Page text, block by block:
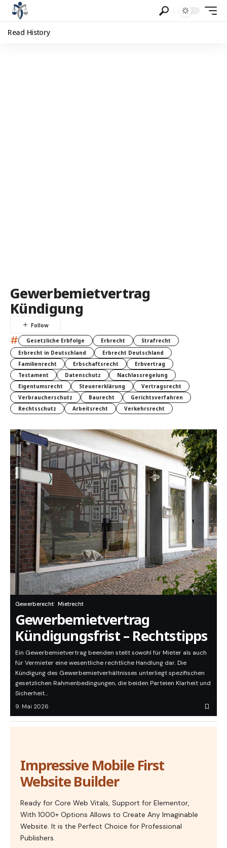
Read History
Gewerbemietvertrag
Kündigung
# Gesetzliche Erbfolge Erbrecht
Strafrecht
Erbrecht in Deutschland
Erbrecht Deutschland
Familienrecht
Erbschaftsrecht
Erbvertrag
Testament
Datenschutz
Nachlassregelung
Eigentumsrecht
Steuererklärung
Vertragsrecht
Verbraucherschutz
Baurecht
Gerichtsverfahren
Rechtsschutz
Arbeitsrecht Verkehrsrecht
Gewerberecht Mietrecht
Gewerbemietvertrag
Kündigungsfrist – Rechtstipps
Ein Gewerbemietvertrag beenden stellt sowohl für Mieter als auch
für Vermieter eine wesentliche rechtliche Handlung dar. Die
Kündigung des Gewerbemietverhältnisses unterliegt spezifischen
gesetzlichen Rahmenbedingungen, die beiden Parteien Klarheit und
Sicherheit…
9. Mai 2026
Impressive Mobile First
Website Builder
Ready for Core Web Vitals, Support for Elementor,
With 1000+ Options Allows to Create Any Imaginable
Website. It is the Perfect Choice for Professional
Publishers.